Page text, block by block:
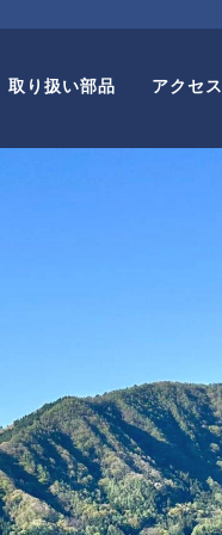
取り扱い部品 アクセス